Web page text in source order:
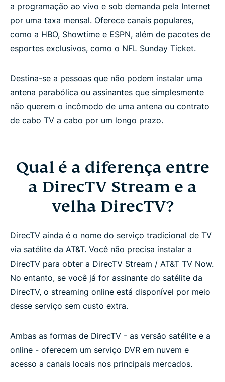
a programação ao vivo e sob demanda pela Internet
por uma taxa mensal. Oferece canais populares,
como a HBO, Showtime e ESPN, além de pacotes de
esportes exclusivos, como o NFL Sunday Ticket.
Destina-se a pessoas que não podem instalar uma
antena parabólica ou assinantes que simplesmente
não querem o incômodo de uma antena ou contrato
de cabo TV a cabo por um longo prazo.
Qual é a diferença entre
a DirecTV Stream e a
velha DirecTV?
DirecTV ainda é o nome do serviço tradicional de TV
via satélite da AT&T. Você não precisa instalar a
DirecTV para obter a DirecTV Stream / AT&T TV Now.
No entanto, se você já for assinante do satélite da
DirecTV, o streaming online está disponível por meio
desse serviço sem custo extra.
Ambas as formas de DirecTV - as versão satélite e a
online - oferecem um serviço DVR em nuvem e
acesso a canais locais nos principais mercados.